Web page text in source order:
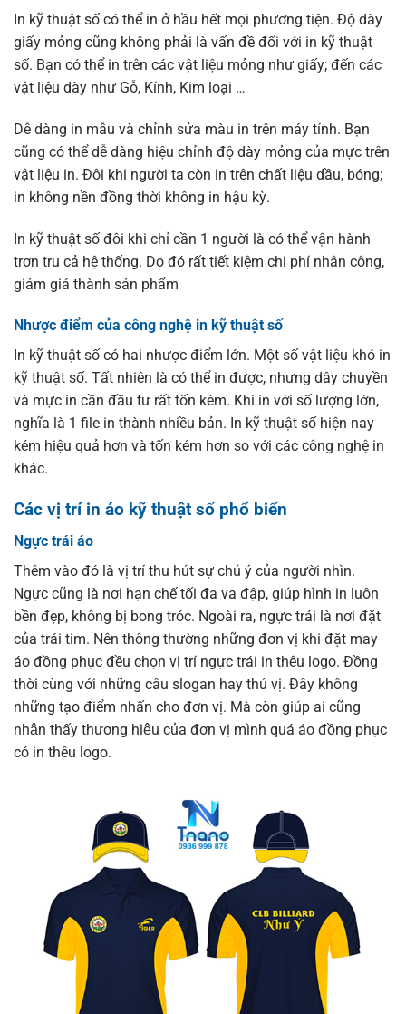
In kỹ thuật số có thể in ở hầu hết mọi phương tiện. Độ dày
giấy mỏng cũng không phải là vấn đề đối với in kỹ thuật
số. Bạn có thể in trên các vật liệu mỏng như giấy; đến các
vật liệu dày như Gỗ, Kính, Kim loại …
Dễ dàng in mẫu và chỉnh sửa màu in trên máy tính. Bạn
cũng có thể dễ dàng hiệu chỉnh độ dày mỏng của mực trên
vật liệu in. Đôi khi người ta còn in trên chất liệu dầu, bóng;
in không nền đồng thời không in hậu kỳ.
In kỹ thuật số đôi khi chỉ cần 1 người là có thể vận hành
trơn tru cả hệ thống. Do đó rất tiết kiệm chi phí nhân công,
giảm giá thành sản phẩm
Nhược điểm của công nghệ in kỹ thuật số
In kỹ thuật số có hai nhược điểm lớn. Một số vật liệu khó in
kỹ thuật số. Tất nhiên là có thể in được, nhưng dây chuyền
và mực in cần đầu tư rất tốn kém. Khi in với số lượng lớn,
nghĩa là 1 file in thành nhiều bản. In kỹ thuật số hiện nay
kém hiệu quả hơn và tốn kém hơn so với các công nghệ in
khác.
Các vị trí in áo kỹ thuật số phổ biến
Ngực trái áo
Thêm vào đó là vị trí thu hút sự chú ý của người nhìn.
Ngực cũng là nơi hạn chế tối đa va đập, giúp hình in luôn
bền đẹp, không bị bong tróc. Ngoài ra, ngực trái là nơi đặt
của trái tim. Nên thông thường những đơn vị khi đặt may
áo đồng phục đều chọn vị trí ngực trái in thêu logo. Đồng
thời cùng với những câu slogan hay thú vị. Đây không
những tạo điểm nhấn cho đơn vị. Mà còn giúp ai cũng
nhận thấy thương hiệu của đơn vị mình quá áo đồng phục
có in thêu logo.